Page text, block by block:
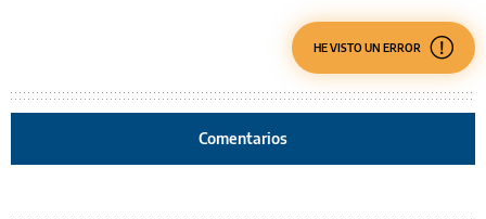
HE VISTO UN ERROR
Comentarios